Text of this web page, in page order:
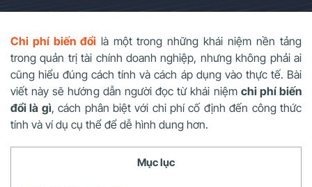
Chi phí biến đổilà một trong những khái niệm nền tảng
trong quản trị tài chính doanh nghiệp, nhưng không phải ai
cũng hiểu đúng cách tính và cách áp dụng vào thực tế. Bài
viết này sẽ hướng dẫn người đọc từ khái niệm chi phí biến
đổi là gì, cách phân biệt với chi phí cố định đến công thức
tính và ví dụ cụ thể để dễ hình dung hơn.
Mục lục